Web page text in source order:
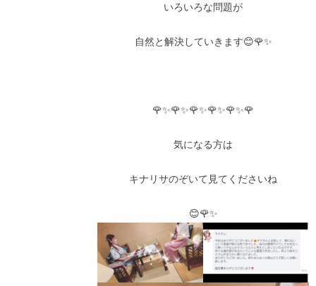
いろいろな問題が
自然と解決していきます😊🌹✨
🌹✨🌹✨🌹✨🌹✨🌹✨🌹
気になる方は
キナリサのぞいて見てくださいね
😊🌹✨